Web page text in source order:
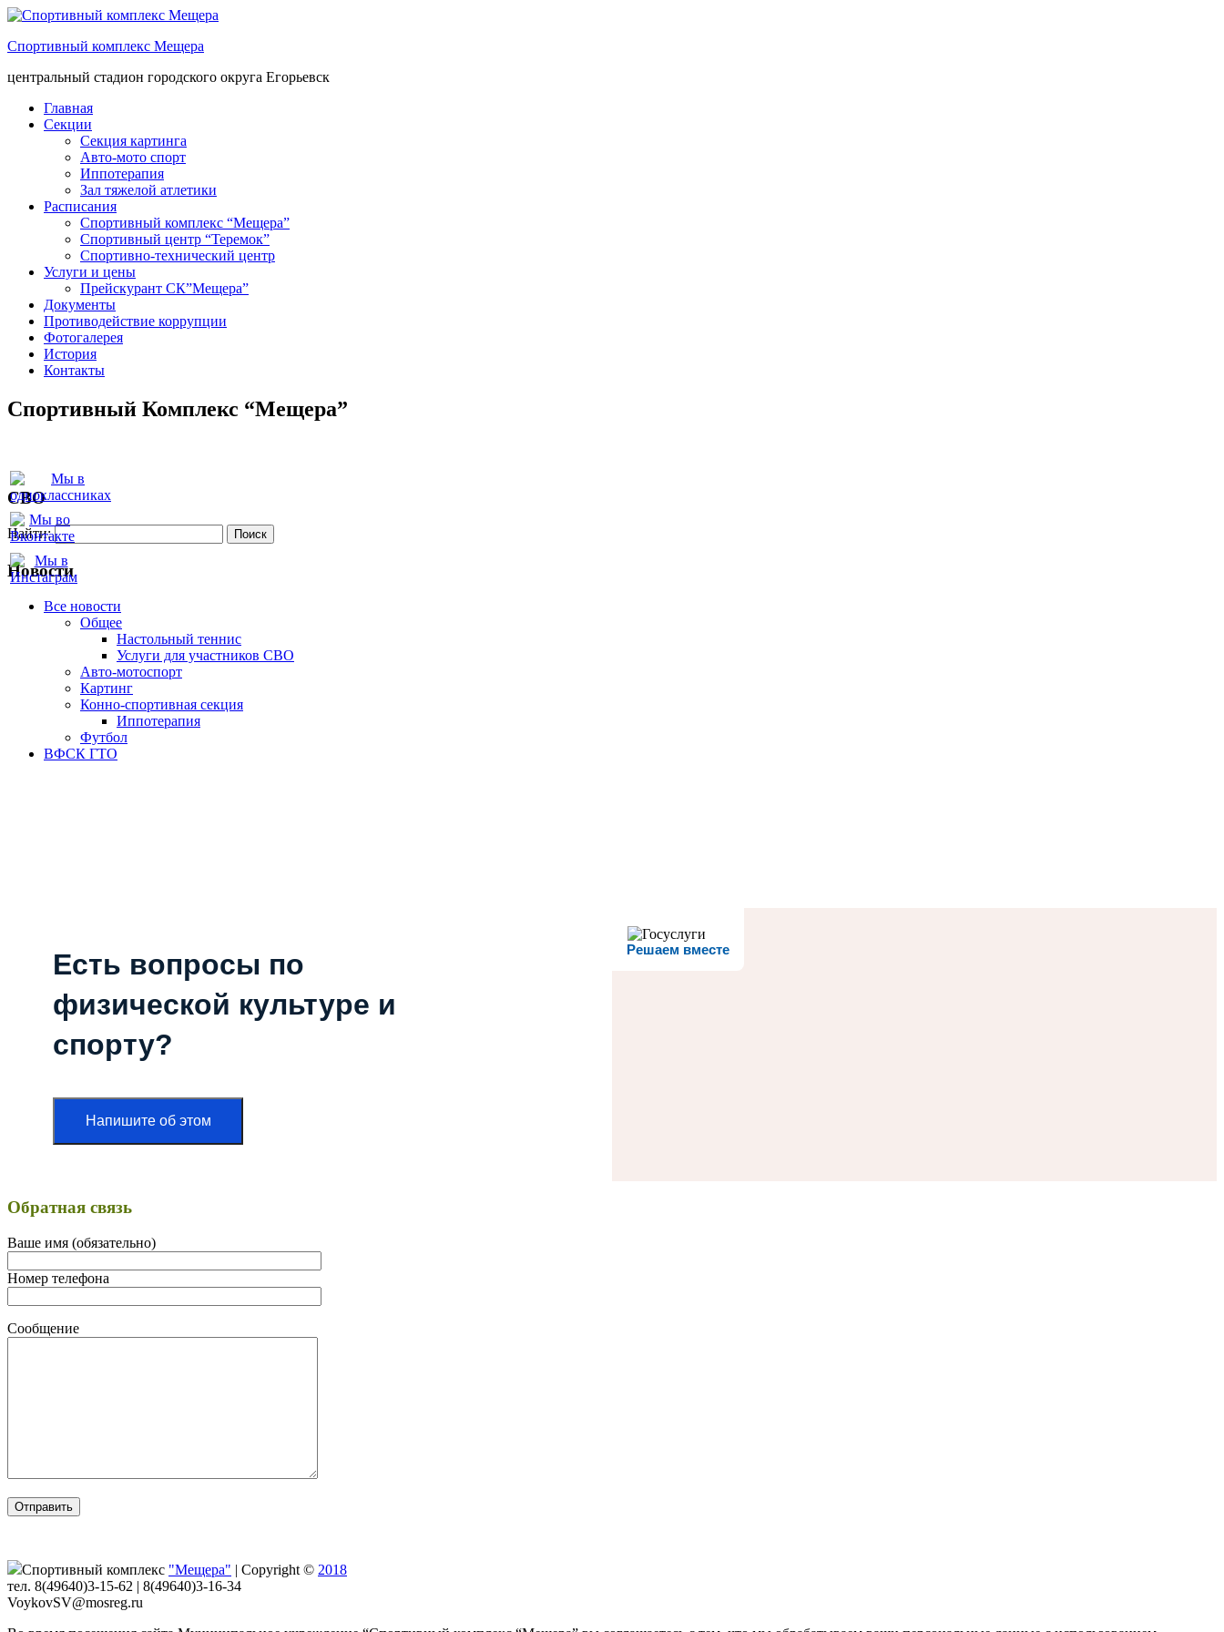
Спортивный комплекс Мещера
центральный стадион городского округа Егорьевск
Главная
Секции
Секция картинга
Авто-мото спорт
Иппотерапия
Зал тяжелой атлетики
Расписания
Спортивный комплекс “Мещера”
Спортивный центр “Теремок”
Спортивно-технический центр
Услуги и цены
Прейскурант СК”Мещера”
Документы
Противодействие коррупции
Фотогалерея
История
Контакты
Спортивный Комплекс “Мещера”
СВО
Найти:
Новости
Все новости
Oбщее
Настольный теннис
Услуги для участников СВО
Авто-мотоспорт
Картинг
Конно-спортивная секция
Иппотерапия
Футбол
ВФСК ГТО
Решаем вместе
Есть вопросы по
физической культуре и
спорту?
Напишите об этом
Обратная связь
Ваше имя (обязательно)
Номер телефона
Сообщение
Спортивный комплекс "Мещера" | Copyright © 2018
тел. 8(49640)3-15-62 | 8(49640)3-16-34
VoykovSV@mosreg.ru